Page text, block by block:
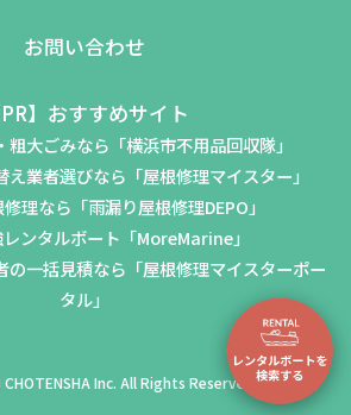
お問い合わせ
PR】おすすめサイト
大ごみなら「横浜市不用品回収隊」
業者選びなら「屋根修理マイスター」
理なら「雨漏り屋根修理DEPO」
ンタルボート「MoreMarine」
の一括見積なら「屋根修理マイスターポー
タル」
Inc. All Rights Reserved.